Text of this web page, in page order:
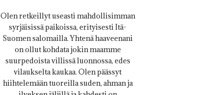
Olen retkeillyt useasti mahdollisimman
syrjäisissä paikoissa, erityisesti Itä-
Suomen salomailla. Yhtenä haaveenani
on ollut kohdata jokin maamme
suurpedoista villissä luonnossa, edes
vilaukselta kaukaa. Olen päässyt
hiihtelemään tuoreilla suden, ahman ja